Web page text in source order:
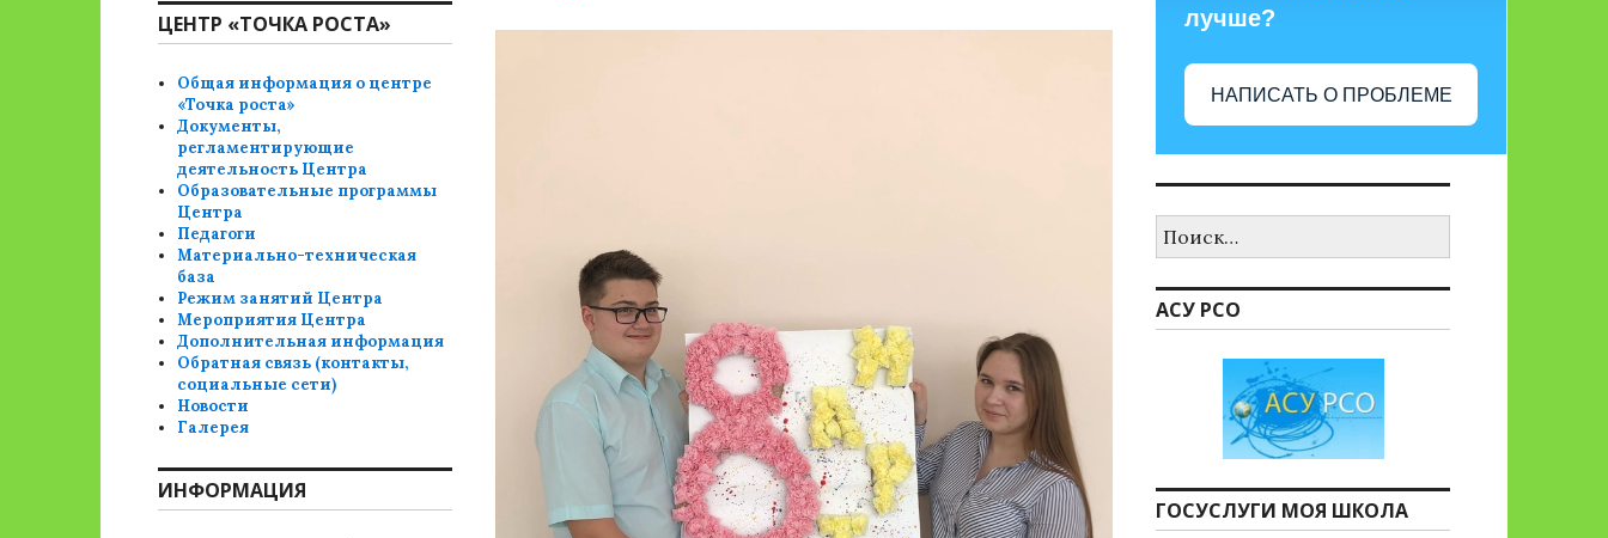
ЦЕНТР «ТОЧКА РОСТА»
Общая информация о центре
«Точка роста»
Документы,
регламентирующие
деятельность Центра
Образовательные программы
Центра
Педагоги
Материально-техническая
база
Режим занятий Центра
Мероприятия Центра
Дополнительная информация
Обратная связь (контакты,
социальные сети)
Новости
Галерея
ИНФОРМАЦИЯ
лучше?
НАПИСАТЬ О ПРОБЛЕМЕ
АСУ РСО
ГОСУСЛУГИ МОЯ ШКОЛА